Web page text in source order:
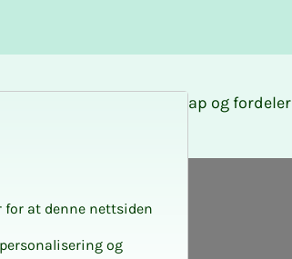
Medlemskap og fordeler
for at denne nettsiden
og